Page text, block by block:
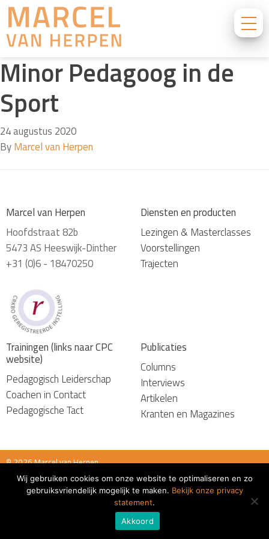
Minor Pedagoog in de
Sport
24 augustus 2020
ByMarcel van Herpen
Marcel van Herpen
Hoofdstraat 82b
5473 AS Heeswijk-Dinther
+31 (0)6 - 18470250
Diensten en producten
Lezingen & Masterclasses
Voorstellingen
Trajecten
Trainingen (links naar CPC
website)
Pedagogisch Leiderschap
Coachen in Contact
Pedagogische Tact
Publicaties
Columns
Interviews
Artikelen
Kranten en Magazines
© 2026 Marcel van Herpen
Algemene voorwaarden
Wij gebruiken cookies om onze website te optimaliseren en zo
gebruiksvriendelijk mogelijk te maken. Bekijk onze privacy
statement.
Akkoord